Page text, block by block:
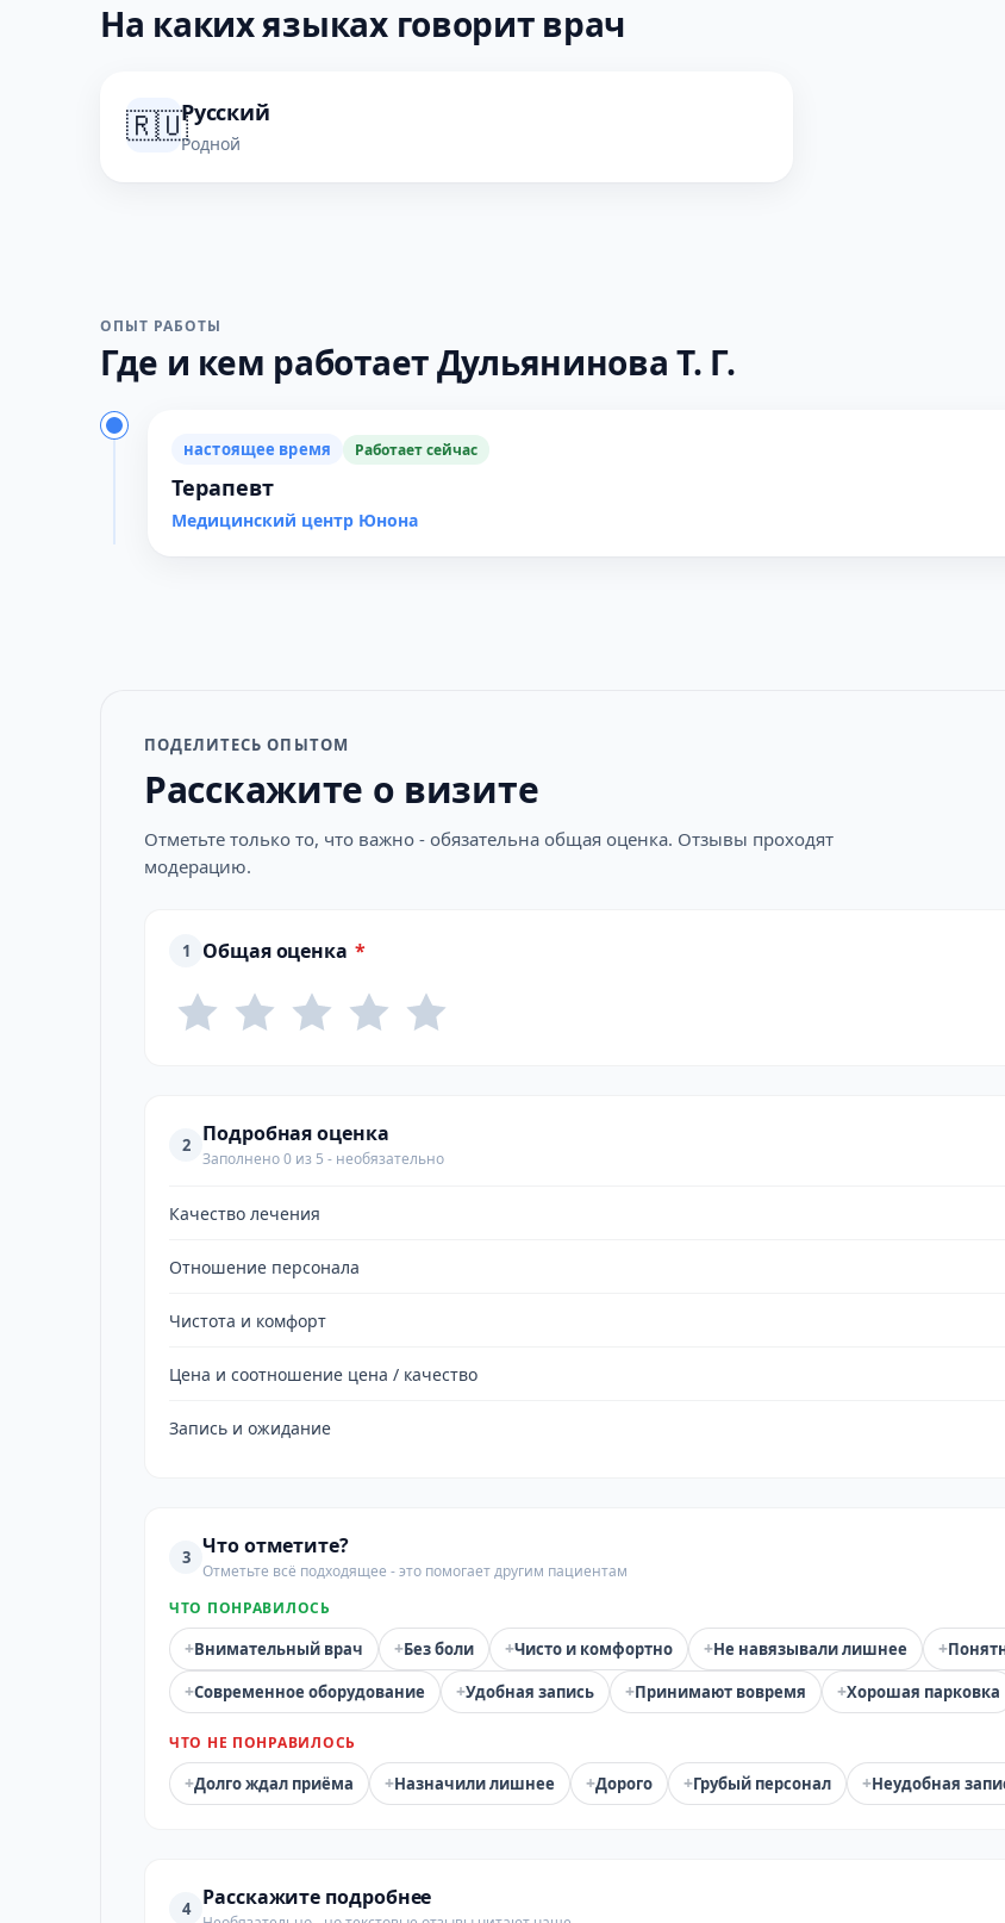
На каких языках говорит врач
🇷🇺Русский
Родной
ОПЫТ РАБОТЫ
Где и кем работает Дульянинова Т. Г.
настоящее время Работает сейчас
Терапевт
Медицинский центр Юнона
ПОДЕЛИТЕСЬ ОПЫТОМ
Расскажите о визите
Отметьте только то, что важно - обязательна общая оценка. Отзывы проходят
модерацию.
1 Общая оценка *
2 Подробная оценка
Заполнено 0 из 5 - необязательно
Качество лечения
Отношение персонала
Чистота и комфорт
Цена и соотношение цена / качество
Запись и ожидание
3 Что отметите?
Отметьте всё подходящее - это помогает другим пациентам
ЧТО ПОНРАВИЛОСЬ
+Внимательный врач +Без боли +Чисто и комфортно +Не навязывали лишнее +
+Современное оборудование +Удобная запись +Принимают вовремя +Хорошая парковка
ЧТО НЕ ПОНРАВИЛОСЬ
+Долго ждал приёма +Назначили лишнее +Дорого +Грубый персонал +Неудобная
4 Расскажите подробнее